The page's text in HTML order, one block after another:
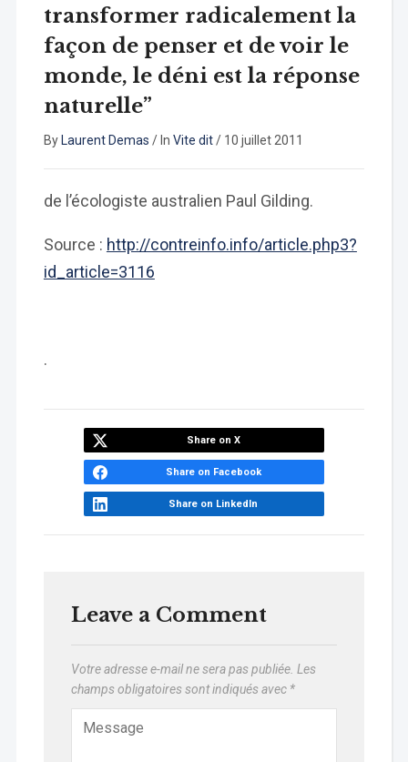
transformer radicalement la
façon de penser et de voir le
monde, le déni est la réponse
naturelle”
By Laurent Demas / In Vite dit/ 10 juillet 2011
de l’écologiste australien Paul Gilding.
Source : http://contreinfo.info/article.php3?
id_article=3116
.
Share on X
Share on Facebook
Share on LinkedIn
Leave a Comment
Votre adresse e-mail ne sera pas publiée. Les
champs obligatoires sont indiqués avec *